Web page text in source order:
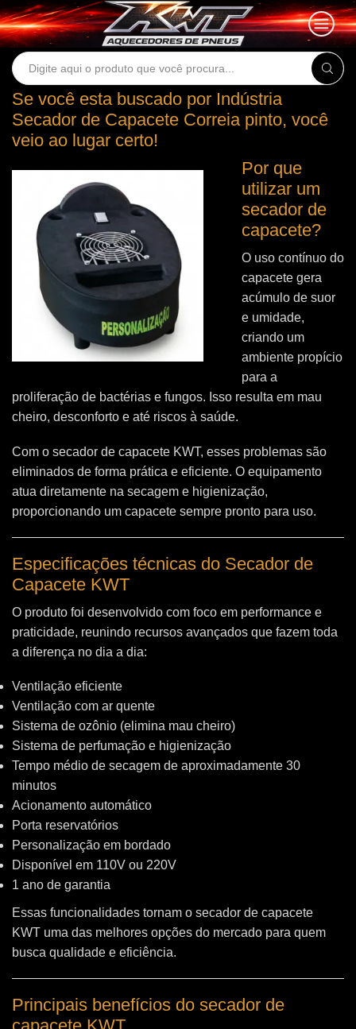
Search
Se você esta buscado por Indústria
Secador de Capacete Correia pinto, você
veio ao lugar certo!
Por que
utilizar um
secador de
capacete?
O uso contínuo do
capacete gera
acúmulo de suor
e umidade,
criando um
ambiente propício
para a
proliferação de bactérias e fungos. Isso resulta em mau
cheiro, desconforto e até riscos à saúde.
Com o secador de capacete KWT, esses problemas são
eliminados de forma prática e eficiente. O equipamento
atua diretamente na secagem e higienização,
proporcionando um capacete sempre pronto para uso.
Especificações técnicas do Secador de
Capacete KWT
O produto foi desenvolvido com foco em performance e
praticidade, reunindo recursos avançados que fazem toda
a diferença no dia a dia:
Ventilação eficiente
Ventilação com ar quente
Sistema de ozônio (elimina mau cheiro)
Sistema de perfumação e higienização
Tempo médio de secagem de aproximadamente 30
minutos
Acionamento automático
Porta reservatórios
Personalização em bordado
Disponível em 110V ou 220V
1 ano de garantia
Essas funcionalidades tornam o secador de capacete
KWT uma das melhores opções do mercado para quem
busca qualidade e eficiência.
Principais benefícios do secador de